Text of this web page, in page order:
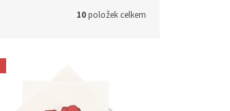
10položek celkem